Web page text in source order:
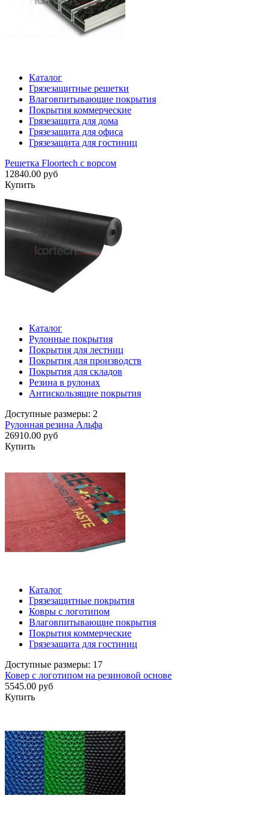
Каталог
Грязезащитные решетки
Влаговпитывающие покрытия
Покрытия коммерческие
Грязезащита для дома
Грязезащита для офиса
Грязезащита для гостиниц
Решетка Floortech с ворсом
12840.00 руб
Купить
Каталог
Рулонные покрытия
Покрытия для лестниц
Покрытия для производств
Покрытия для складов
Резина в рулонах
Антискользящие покрытия
Доступные размеры: 2
Рулонная резина Альфа
26910.00 руб
Купить
Каталог
Грязезащитные покрытия
Ковры с логотипом
Влаговпитывающие покрытия
Покрытия коммерческие
Грязезащита для гостиниц
Доступные размеры: 17
Ковер с логотипом на резиновой основе
5545.00 руб
Купить